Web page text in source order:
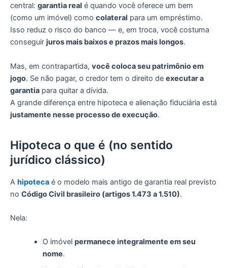
central: garantia real é quando você oferece um bem
(como um imóvel) como colateral para um empréstimo.
Isso reduz o risco do banco — e, em troca, você costuma
conseguir juros mais baixos e prazos mais longos.
Mas, em contrapartida, você coloca seu patrimônio em
jogo. Se não pagar, o credor tem o direito de executar a
garantia para quitar a dívida.
A grande diferença entre hipoteca e alienação fiduciária está
justamente nesse processo de execução.
Hipoteca o que é (no sentido
jurídico clássico)
A hipoteca é o modelo mais antigo de garantia real previsto
no Código Civil brasileiro (artigos 1.473 a 1.510).
Nela:
O imóvel permanece integralmente em seu
nome.